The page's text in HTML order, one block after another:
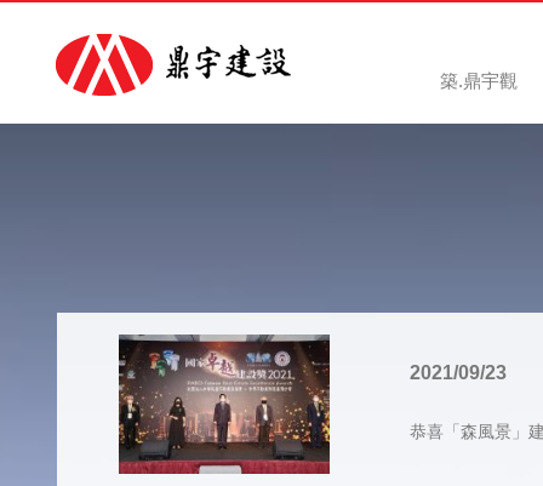
築.鼎宇觀
2021/09/23
恭喜「森風景」